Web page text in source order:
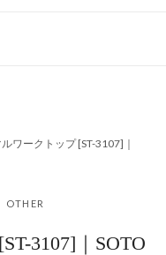
ルワークトップ [ST-3107]｜
OTHER
3107]｜SOTO